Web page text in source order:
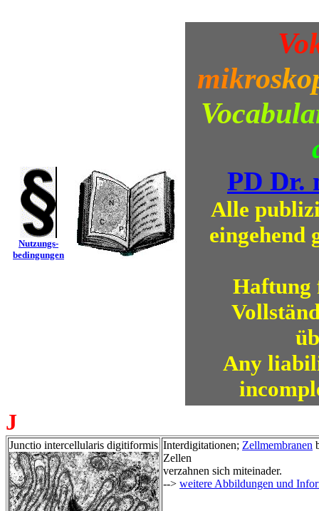
Nutzungs-
bedingungen
Vo
mikrosko
Vocabula
PD Dr.
Alle
eingehend
Haftung
Any
J
Junctio intercellularis digitiformis Interdigitationen; Zellmembranen
Zellen
verzahnen sich miteinader.
--> weitere Abbildungen und